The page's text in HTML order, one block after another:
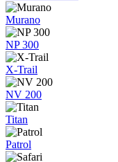
Murano
NP 300
X-Trail
NV 200
Titan
Patrol